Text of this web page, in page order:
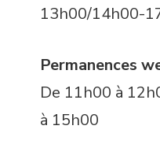
13h00/14h00-
Permanences
De 11h00 à
à 15h00